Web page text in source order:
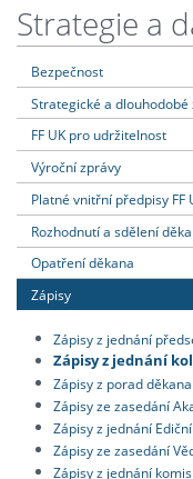
Strategie a
Bezpečnost
Strategické a dlouhodobé
FF UK pro udržitelnost
Výroční zprávy
Platné vnitřní předpisy FF
Rozhodnutí a sdělení
Opatření děkana
Zápisy
Zápisy z jednání
Zápisy z jednání
Zápisy z porad
Zápisy ze zasedání
Zápisy z jednání
Zápisy ze zasedání
Zápisy z jednání